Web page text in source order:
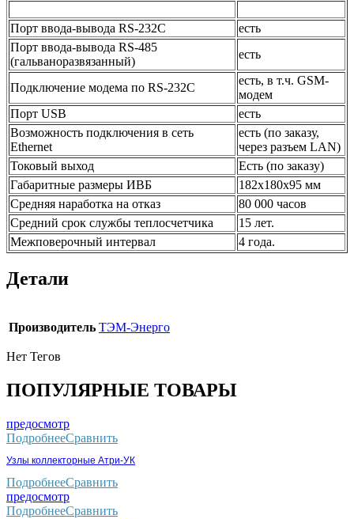
Порт ввода-вывода RS-232С
есть
Порт ввода-вывода RS-485
(гальваноразвязанный)
есть
Подключение модема по RS-232С
есть, в т.ч. GSM-
модем
Порт USB
есть
Возможность подключения в сеть
Ethernet
есть (по заказу,
через разъем LAN)
Токовый выход
Есть (по заказу)
Габаритные размеры ИВБ
182х180х95 мм
Средняя наработка на отказ
80 000 часов
Средний срок службы теплосчетчика
15 лет.
Межповерочный интервал
4 года.
Детали
Производитель ТЭМ-Энерго
Нет Тегов
ПОПУЛЯРНЫЕ ТОВАРЫ
предосмотр
ПодробнееСравнить
Узлы коллекторные Атри-УК
ПодробнееСравнить
предосмотр
ПодробнееСравнить